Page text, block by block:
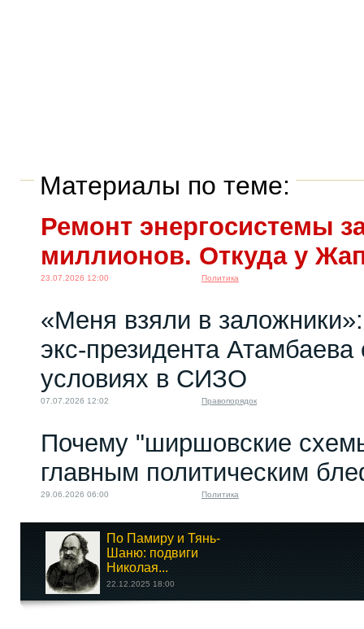
Материалы по теме:
Ремонт энергосистемы
миллионов. Откуда у
23.07.2026 12:00 Политика
«Меня взяли в
экс‑президента
условиях в СИЗО
07.07.2026 12:02 Правопорядок
Почему "ширшовские
главным политическим
29.06.2026 06:00 Политика
По Памиру и Тянь-
Шаню: подвиги
Николая...
22.12.2025 18:00